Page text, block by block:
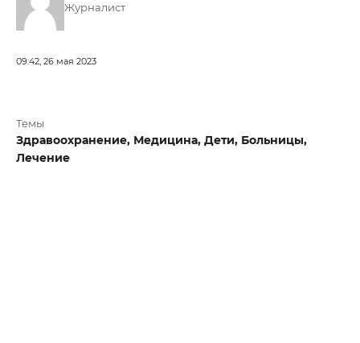
Журналист
09:42, 26 мая 2023
Темы
Здравоохранение, Медицина, Дети, Больницы,
Лечение